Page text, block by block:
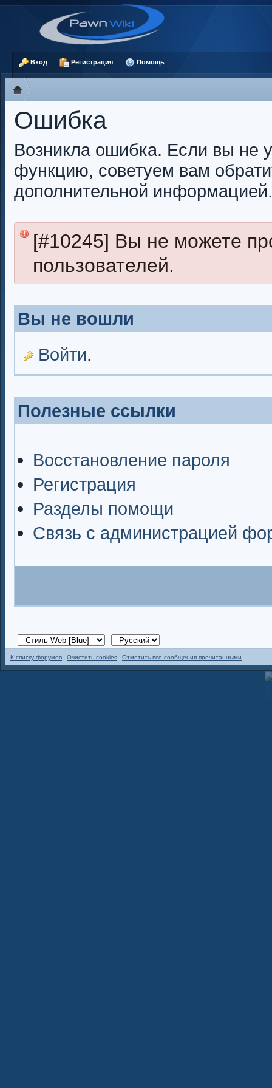
Вход Регистрация Помощь
Ошибка
Возникла ошибка. Если вы не
функцию, советуем вам
дополнительной информацией.
[#10245] Вы не можете
пользователей.
Вы не вошли
Войти.
Полезные ссылки
Восстановление пароля
Регистрация
Разделы помощи
Связь с администрацией
К списку форумов Очистить cookies Отметить все сообщения прочитанными